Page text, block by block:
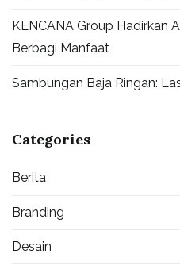
KENCANA Group Hadirkan
Berbagi Manfaat
Sambungan Baja Ringan:
Categories
Berita
Branding
Desain